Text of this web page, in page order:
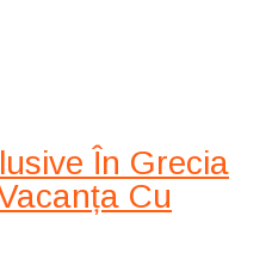
În Grecia
Cu